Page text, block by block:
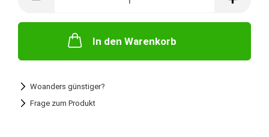
In den Warenkorb
Woanders günstiger?
Frage zum Produkt